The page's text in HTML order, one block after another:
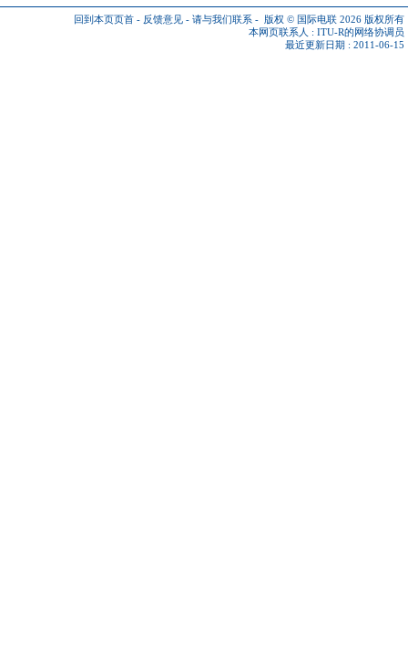
回到本页页首 - 反馈意见 - 请与我们联系 - 版权 © 国际电联 2026 版权所有
本网页联系人 : ITU-R的网络协调员
最近更新日期 : 2011-06-15